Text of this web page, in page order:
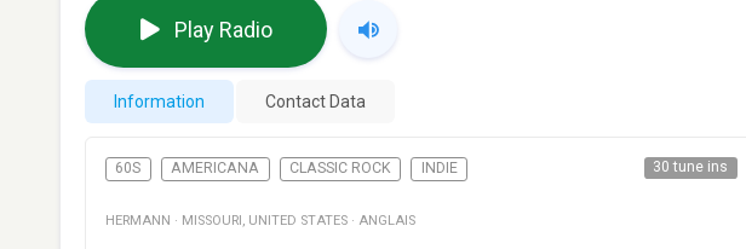
Play Radio
Information Contact Data
60S AMERICANA CLASSIC ROCK INDIE 30 tune ins
HERMANN · MISSOURI , UNITED STATES · ANGLAIS